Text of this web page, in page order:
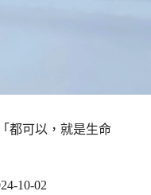
都可以，就是生命
10-02